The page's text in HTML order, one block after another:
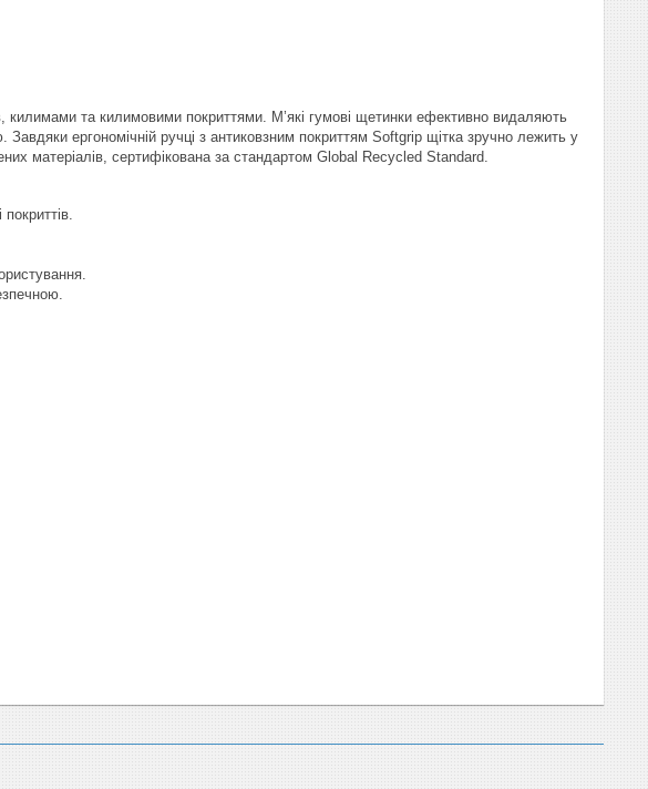
та килимовими покриттями. М’які гумові щетинки ефективно видаляють
ергономічній ручці з антиковзним покриттям Softgrip щітка зручно лежить у
матеріалів, сертифікована за стандартом Global Recycled Standard.